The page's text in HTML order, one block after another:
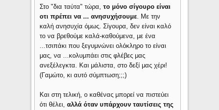
Στο "δια ταύτα" τώρα,το μόνο σίγουρο είναι
οτι πρέπει να ... ανησυχήσουμε. Με την
καλή ανησυχία όμως. Σίγουρα, δεν είναι καλό
το να βρεθούμε καλά-καθούμενα, με ένα
...τσιπάκι που ξεγυμνώνει ολόκληρο το είναι
μας, να ...κολυμπάει στις φλέβες μας
ανεξέλεγκτα. Και μάλιστα, στο δεξί μας χέρι!
(Γαμώτο, κι αυτό σύμπτωση;;;)
Και στη τελική, ο καθένας μπορεί να πιστεύει
ότι θέλει,αλλά όταν υπάρχουν ταυτίσεις της